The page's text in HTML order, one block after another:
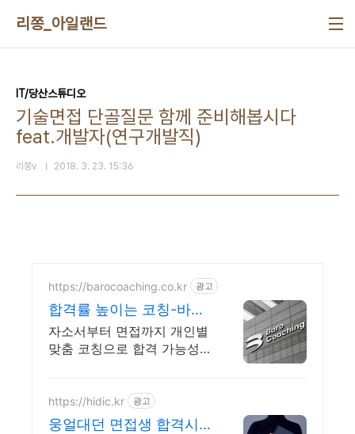
리쫑_아일랜드
IT/당산스튜디오
기술면접 단골질문 함께 준비해봅시다
feat.개발자(연구개발직)
리쫑v 2018. 3. 23. 15:36
https://barocoaching.co.kr 광고
합격률 높이는 코칭-바로
코칭 자소서 및 면접대비
완벽정리
자소서부터 면접까지 개인별
맞춤 코칭으로 합격 가능성
성을 높이는 실전 맞춤 코칭
https://hidic.kr 광고
웅얼대던 면접생 합격시